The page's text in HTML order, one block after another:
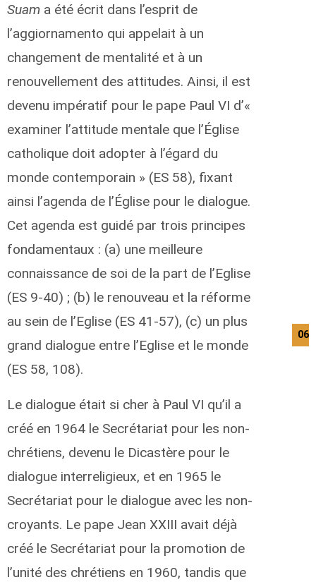
Suam a été écrit dans l’esprit de
l’aggiornamento qui appelait à un
changement de mentalité et à un
renouvellement des attitudes. Ainsi, il est
devenu impératif pour le pape Paul VI d’«
examiner l’attitude mentale que l’Église
catholique doit adopter à l’égard du
monde contemporain » (ES 58), fixant
ainsi l’agenda de l’Église pour le dialogue.
Cet agenda est guidé par trois principes
fondamentaux : (a) une meilleure
connaissance de soi de la part de l’Eglise
(ES 9-40) ; (b) le renouveau et la réforme
au sein de l’Eglise (ES 41-57), (c) un plus
grand dialogue entre l’Eglise et le monde
(ES 58, 108).
Le dialogue était si cher à Paul VI qu’il a
créé en 1964 le Secrétariat pour les non-
chrétiens, devenu le Dicastère pour le
dialogue interreligieux, et en 1965 le
Secrétariat pour le dialogue avec les non-
croyants. Le pape Jean XXIII avait déjà
créé le Secrétariat pour la promotion de
l’unité des chrétiens en 1960, tandis que
06/